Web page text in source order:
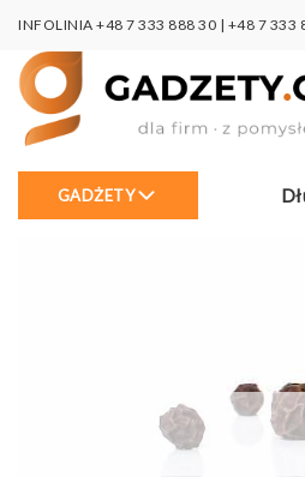
INFOLINIA +48 7 333 888 30 | +48 7 333
GADŻETY